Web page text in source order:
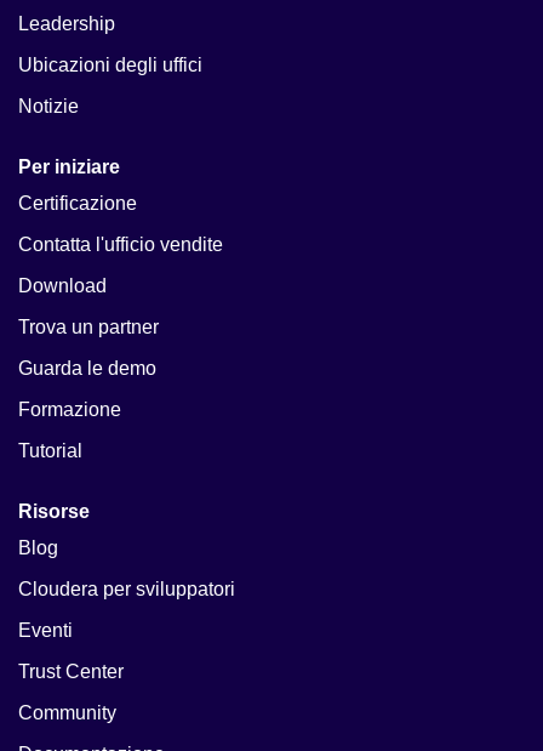
Leadership
Ubicazioni degli uffici
Notizie
Per iniziare
Certificazione
Contatta l'ufficio vendite
Download
Trova un partner
Guarda le demo
Formazione
Tutorial
Risorse
Blog
Cloudera per sviluppatori
Eventi
Trust Center
Community